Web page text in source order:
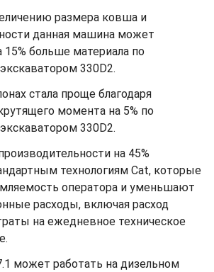
размера ковша и
данная машина может
15% больше материала по
330D2.
стала проще благодаря
момента на 5% по
330D2.
на 45%
технологиям Cat, которые
оператора и уменьшают
расходы, включая расход
на ежедневное техническое
может работать на дизельном